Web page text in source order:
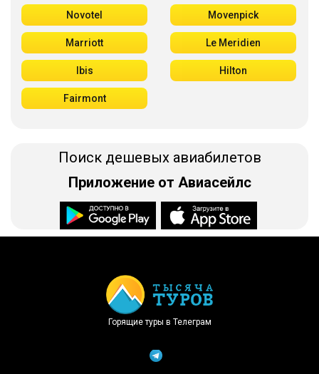
Novotel Movenpick
Marriott Le Meridien
Ibis Hilton
Fairmont
Поиск дешевых авиабилетов
Приложение от Авиасейлс
Горящие туры в Телеграм